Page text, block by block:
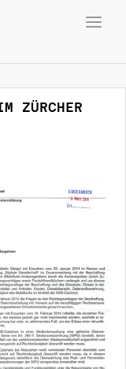
ZÜRCHER